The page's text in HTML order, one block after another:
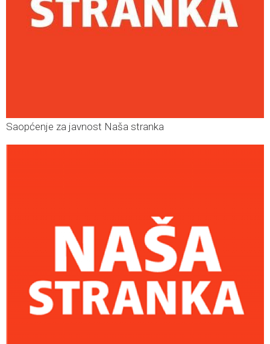
Saopćenje za javnost Naša stranka